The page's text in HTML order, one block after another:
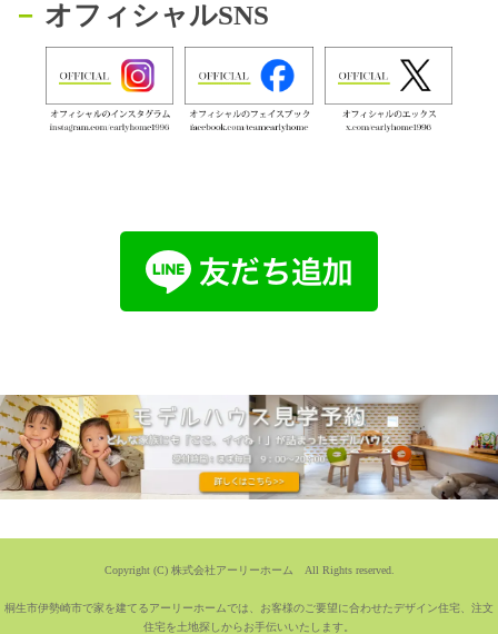
オフィシャルSNS
Copyright (C) 株式会社アーリーホーム All Rights reserved.
桐生市伊勢崎市で家を建てるアーリーホームでは、お客様のご要望に合わせたデザイン住宅、注文
住宅を土地探しからお手伝いいたします。